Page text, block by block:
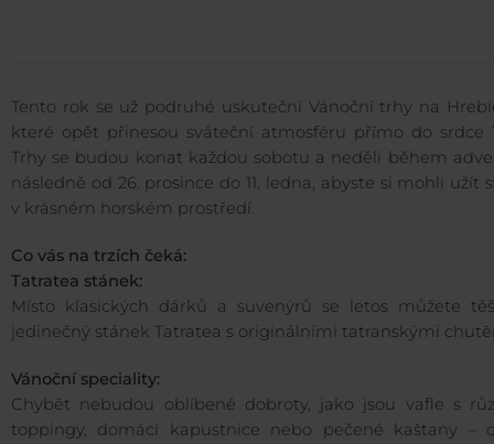
Tento rok se už podruhé uskuteční Vánoční trhy na
které opět přinesou sváteční atmosféru přímo do srdce
Trhy se budou konat každou sobotu a neděli během
následně od 26. prosince do 11. ledna, abyste si mohli užít
v krásném horském prostředí.
Co vás na trzích čeká:
Tatratea stánek:
Místo klasických dárků a suvenýrů se letos můžete
jedinečný stánek Tatratea s originálními tatranskými
Vánoční speciality:
Chybět nebudou oblíbené dobroty, jako jsou vafle s
toppingy, domácí kapustnice nebo pečené kaštany –